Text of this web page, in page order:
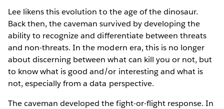
Lee likens this evolution to the age of the dinosaur.
Back then, the caveman survived by developing the
ability to recognize and differentiate between threats
and non-threats. In the modern era, this is no longer
about discerning between what can kill you or not, but
to know what is good and/or interesting and what is
not, especially from a data perspective.
The caveman developed the fight-or-flight response. In